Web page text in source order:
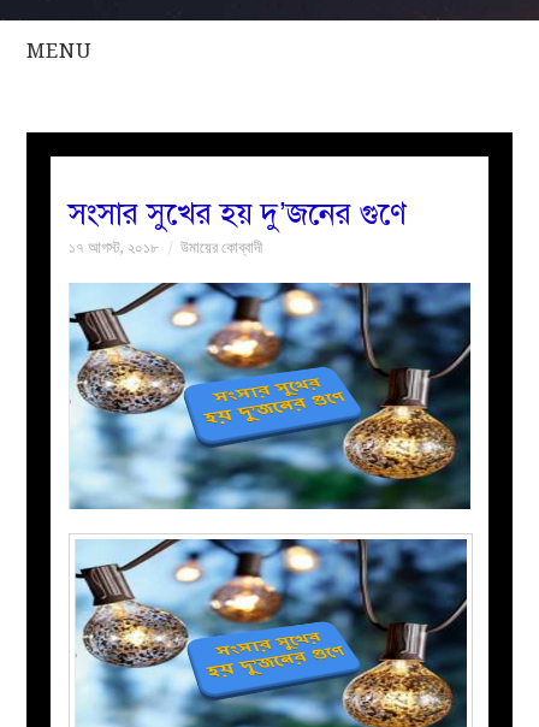
MENU
সকল
পাতা
ইসলাহী
মজলিস
প্রশ্ন
করুন
সংসার সুখের হয় দু’জনের গুণে
১৭ আগস্ট, ২০১৮ উমায়ের কোব্বাদী